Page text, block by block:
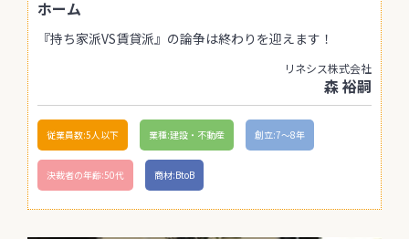
ホーム
『持ち家派VS賃貸派』の論争は終わりを迎えます！
リネシス株式会社
森 裕嗣
従業員数:5人以下 業種:建設・不動産 創立:7〜8年
決裁者の年齢:50代 商材:BtoB